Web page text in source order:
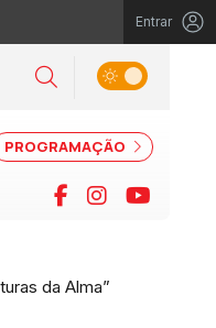
Entrar
Pesquisar
Alternar tema
PROGRAMAÇÃO
Facebook
Instagram
da Alma”